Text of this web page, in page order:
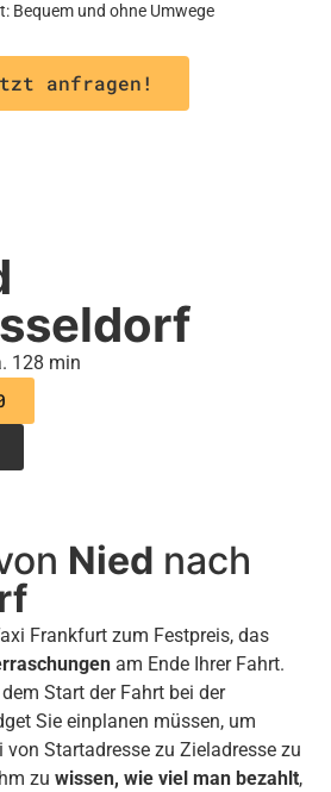
128 min
Bequem und ohne Umwege
anfragen!
Nied nach
Frankfurt zum Festpreis, das
am Ende Ihrer Fahrt.
Start der Fahrt bei der
Sie einplanen müssen, um
von Startadresse zu Zieladresse zu
zu wissen, wie viel man bezahlt,